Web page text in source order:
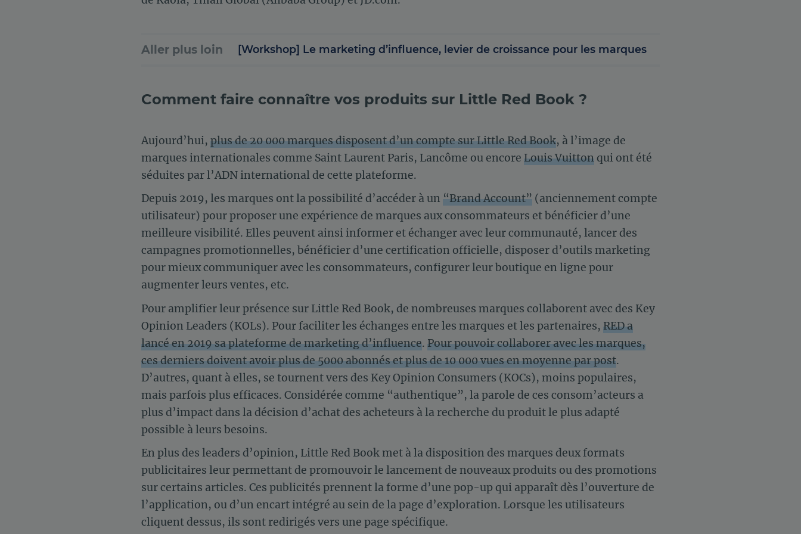
Aller plus loin [Workshop] Le marketing d’influence, levier de croissance pour les marques
Comment faire connaître vos produits sur Little Red Book ?
Aujourd’hui, plus de 20 000 marques disposent d’un compte sur Little Red Book, à l’image de
marques internationales comme Saint Laurent Paris, Lancôme ou encore Louis Vuitton qui ont été
séduites par l’ADN international de cette plateforme.
Depuis 2019, les marques ont la possibilité d’accéder à un “Brand Account” (anciennement compte
utilisateur) pour proposer une expérience de marques aux consommateurs et bénéficier d’une
meilleure visibilité. Elles peuvent ainsi informer et échanger avec leur communauté, lancer des
campagnes promotionnelles, bénéficier d’une certification officielle, disposer d’outils marketing
pour mieux communiquer avec les consommateurs, configurer leur boutique en ligne pour
augmenter leurs ventes, etc.
Pour amplifier leur présence sur Little Red Book, de nombreuses marques collaborent avec des Key
Opinion Leaders (KOLs). Pour faciliter les échanges entre les marques et les partenaires, RED a
lancé en 2019 sa plateforme de marketing d’influence. Pour pouvoir collaborer avec les marques,
ces derniers doivent avoir plus de 5000 abonnés et plus de 10 000 vues en moyenne par post.
D’autres, quant à elles, se tournent vers des Key Opinion Consumers (KOCs), moins populaires,
mais parfois plus efficaces. Considérée comme “authentique”, la parole de ces consom’acteurs a
plus d’impact dans la décision d’achat des acheteurs à la recherche du produit le plus adapté
possible à leurs besoins.
En plus des leaders d’opinion, Little Red Book met à la disposition des marques deux formats
publicitaires leur permettant de promouvoir le lancement de nouveaux produits ou des promotions
sur certains articles. Ces publicités prennent la forme d’une pop-up qui apparaît dès l’ouverture de
l’application, ou d’un encart intégré au sein de la page d’exploration. Lorsque les utilisateurs
cliquent dessus, ils sont redirigés vers une page spécifique.